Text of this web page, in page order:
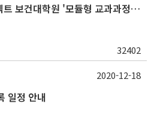
SNU Inno-Edu 프로젝트 보건대학원 '모듈형 교과과정' 안내(revised 2022/2/28)
32402
일정 안내
2020-12-18